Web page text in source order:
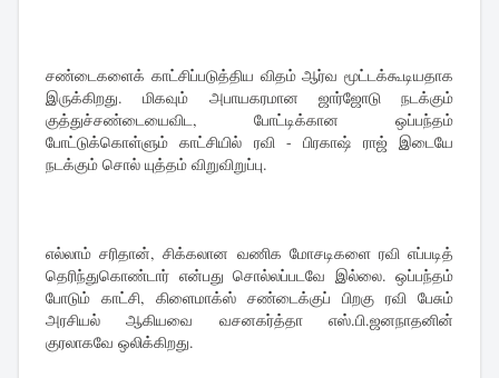
சண்டைகளைக் காட்சிப்படுத்திய விதம் ஆர்வ மூட்டக்கூடியதாக
இருக்கிறது. மிகவும் அபாயகரமான ஜார்ஜோடு நடக்கும்
குத்துச்சண்டையைவிட, போட்டிக்கான ஒப்பந்தம்
போட்டுக்கொள்ளும் காட்சியில் ரவி - பிரகாஷ் ராஜ் இடையே
நடக்கும் சொல் யுத்தம் விறுவிறுப்பு.
எல்லாம் சரிதான், சிக்கலான வணிக மோசடிகளை ரவி எப்படித்
தெரிந்துகொண்டார் என்பது சொல்லப்படவே இல்லை. ஒப்பந்தம்
போடும் காட்சி, கிளைமாக்ஸ் சண்டைக்குப் பிறகு ரவி பேசும்
அரசியல் ஆகியவை வசனகர்த்தா எஸ்.பி.ஜனநாதனின்
குரலாகவே ஒலிக்கிறது.